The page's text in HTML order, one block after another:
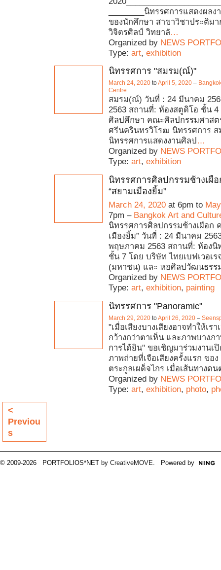
________นิทรรศการแสดงผล
ของนักศึกษา สาขาวิชาประติม
วิจิตรศิลป์ วิทยาลั…
Organized by NEWS
Type: art, exhibition
นิทรรศการ "สมรม(ณ์)"
March 24, 2020 toApril 5, 2020 –
Centre
สมรม(ณ์) วันที่ : 24 มีนาคม
2563 สถานที่: ห้องสตูดิโอ ชั้น
ศิลปศึกษา คณะศิลปกรรมศาสต
ศรีนครินทรวิโรฒ นิทรรศการ
นิทรรศการแสดงงานศิลป …
Organized by NEWS
Type: art, exhibition
นิทรรศการศิลปกรรมช้างเผื
“สยามเมืองยิ้ม”
March 24, 2020 at 6pm to
7pm – Bangkok Art and
นิทรรศการศิลปกรรมช้างเผือก
เมืองยิ้ม” วันที่ : 24 มีนาคม
พฤษภาคม 2563 สถานที่: ห้องนิ
ชั้น 7 โดย บริษัท ไทยเบฟเวอเร
(มหาชน) และ หอศิลปวัฒนธรร
Organized by NEWS
Type: art, exhibition, painting
นิทรรศการ "Panoramic"
March 29, 2020 toApril 26, 2020 –
"เมื่อเสียงบางเสียงอาจทำให้เร
กว้างกว่าตาเห็น และภาพบางภ
การได้ยิน" ขอเชิญมาร่วมงานเ
ภาพถ่ายที่เจือเสียงครั้งแรก ขอ
ตระกูลเผด็จไกร เมื่อเส้นทางดน
Organized by NEWS
Type: art, exhibition, photo,
<
Previou
s
© 2009-2026 PORTFOLIOS*NET by CreativeMOVE. Powered by